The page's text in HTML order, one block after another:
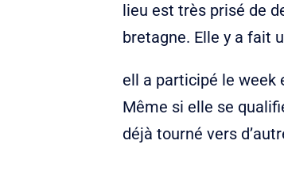
lieu est très prisé de
bretagne. Elle y a fait
ell a participé le week
Même si elle se
déjà tourné vers